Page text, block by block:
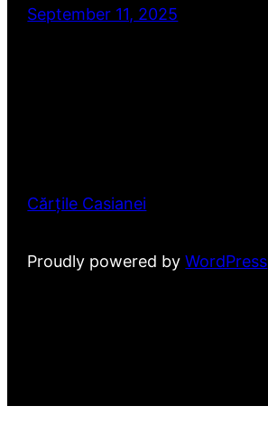
September 11, 2025
Cărțile Casianei
Proudly powered byWordPress